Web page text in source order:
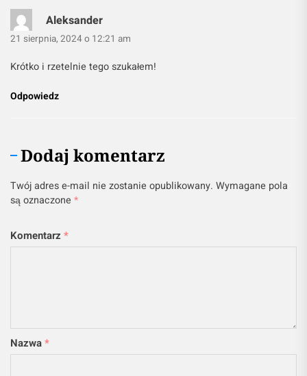
Aleksander
21 sierpnia, 2024 o 12:21 am
Krótko i rzetelnie tego szukałem!
Odpowiedz
Dodaj komentarz
Twój adres e-mail nie zostanie opublikowany. Wymagane pola
są oznaczone *
Komentarz *
Nazwa*